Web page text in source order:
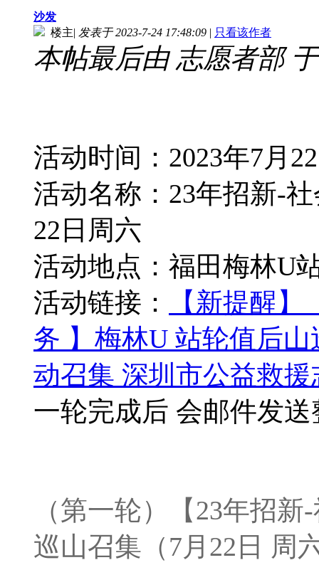
沙发
楼主| 发表于 2023-7-24 17:48:09 | 只看该作者
本帖最后由 志愿者部
活动时间：2023年7月
活动名称：23年招新-
22日周六
活动地点：福田梅林U
活动链接：
【新提醒
务 】梅林U 站轮值后
动召集 深圳市公益救
一轮完成后 会邮件发
（第一轮）【23年招
巡山召集（7月22日 周